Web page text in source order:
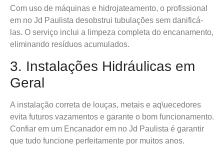
Com uso de máquinas e hidrojateamento, o profissional
em no Jd Paulista desobstrui tubulações sem danificá-
las. O serviço inclui a limpeza completa do encanamento,
eliminando resíduos acumulados.
3. Instalações Hidráulicas em
Geral
A instalação correta de louças, metais e aq\uecedores
evita futuros vazamentos e garante o bom funcionamento.
Confiar em um Encanador em no Jd Paulista é garantir
que tudo funcione perfeitamente por muitos anos.